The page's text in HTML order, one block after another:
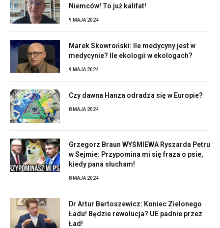
Niemców! To już kalifat!
9 MAJA 2024
Marek Skowroński: Ile medycyny jest w
medycynie? Ile ekologii w ekologach?
9 MAJA 2024
Czy dawna Hanza odradza się w Europie?
8 MAJA 2024
Grzegorz Braun WYŚMIEWA Ryszarda Petru
w Sejmie: Przypomina mi się fraza o psie,
kiedy pana słucham!
8 MAJA 2024
Dr Artur Bartoszewicz: Koniec Zielonego
Ładu! Będzie rewolucja? UE padnie przez
Ład!